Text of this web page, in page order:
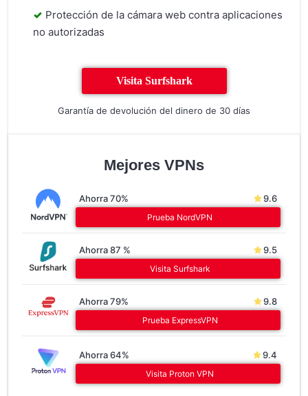
Protección de la cámara web contra aplicaciones
no autorizadas
Visita Surfshark
Garantía de devolución del dinero de 30 días
Mejores VPNs
Ahorra 70% 9.6
Prueba NordVPN
Ahorra 87 % 9.5
Visita Surfshark
Ahorra 79% 9.8
Prueba ExpressVPN
Ahorra 64% 9.4
Visita Proton VPN